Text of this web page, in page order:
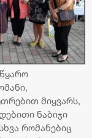
მიყვარს,
ნაბიჯი
რომანებიც